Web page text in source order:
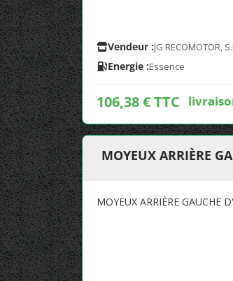
Vendeur :JG RECOMOTOR,
Energie :Essence
106,38 € TTC
MOYEUX ARRIÈRE
MOYEUX ARRIÈRE GAUCHE